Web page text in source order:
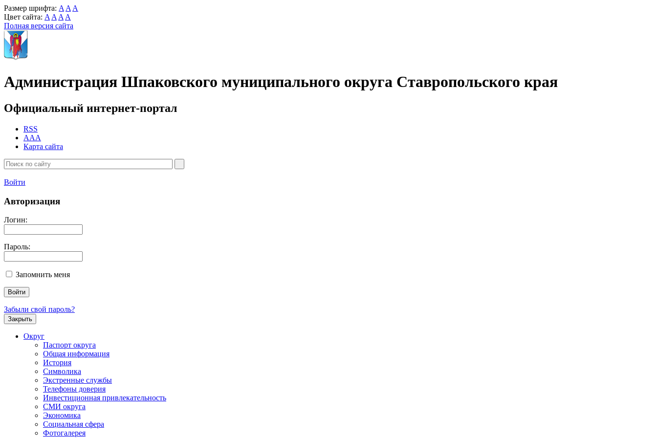
Размер шрифта: A A A
Цвет сайта: A A A A
Полная версия сайта
Администрация Шпаковского муниципального округа Ставропольского края
Официальный интернет-портал
RSS
AAA
Карта сайта
Войти
Авторизация
Логин:
Пароль:
Запомнить меня
Забыли свой пароль?
Закрыть
Округ
Паспорт округа
Общая информация
История
Символика
Экстренные службы
Телефоны доверия
Инвестиционная привлекательность
СМИ округа
Экономика
Социальная сфера
Фотогалерея